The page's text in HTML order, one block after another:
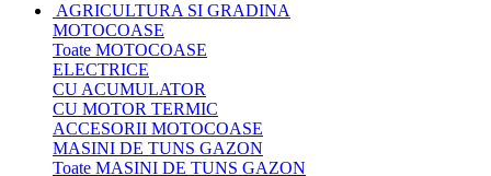
AGRICULTURA SI GRADINA
MOTOCOASE
Toate MOTOCOASE
ELECTRICE
CU ACUMULATOR
CU MOTOR TERMIC
ACCESORII MOTOCOASE
MASINI DE TUNS GAZON
Toate MASINI DE TUNS GAZON